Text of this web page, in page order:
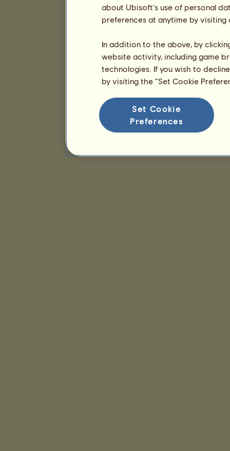
about Ubisoft's use of personal
preferences at anytime by
In addition to the above, by
website activity, including game
technologies. If you wish to
by visiting the “Set Cookie
Set Cookie
Preferences